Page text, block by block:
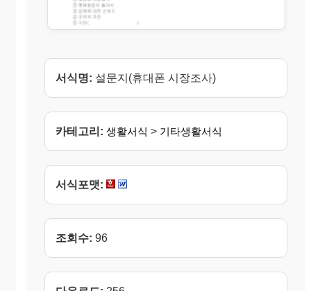
서식명: 설문지(휴대폰 시장조사)
카테고리: 생활서식 > 기타생활서식
서식포맷:
조회수: 96